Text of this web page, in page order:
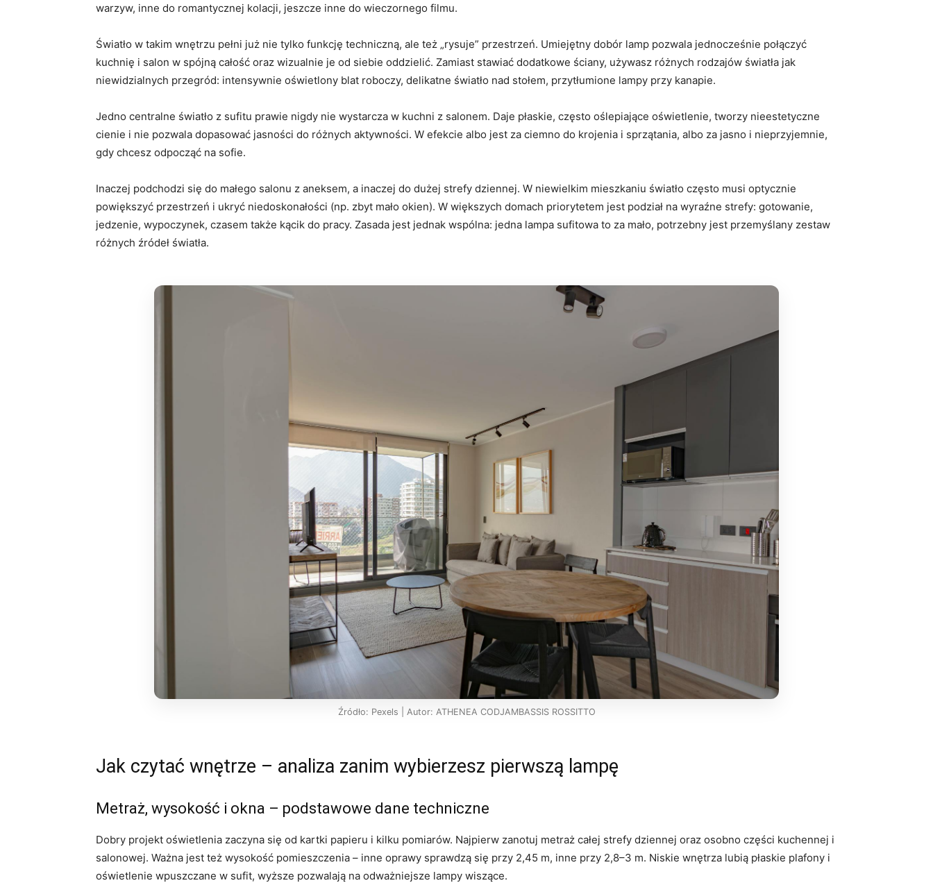
warzyw, inne do romantycznej kolacji, jeszcze inne do wieczornego filmu.
Światło w takim wnętrzu pełni już nie tylko funkcję techniczną, ale też „rysuje” przestrzeń. Umiejętny dobór lamp pozwala jednocześnie połączyć
kuchnię i salon w spójną całość oraz wizualnie je od siebie oddzielić. Zamiast stawiać dodatkowe ściany, używasz różnych rodzajów światła jak
niewidzialnych przegród: intensywnie oświetlony blat roboczy, delikatne światło nad stołem, przytłumione lampy przy kanapie.
Jedno centralne światło z sufitu prawie nigdy nie wystarcza w kuchni z salonem. Daje płaskie, często oślepiające oświetlenie, tworzy nieestetyczne
cienie i nie pozwala dopasować jasności do różnych aktywności. W efekcie albo jest za ciemno do krojenia i sprzątania, albo za jasno i nieprzyjemnie,
gdy chcesz odpocząć na sofie.
Inaczej podchodzi się do małego salonu z aneksem, a inaczej do dużej strefy dziennej. W niewielkim mieszkaniu światło często musi optycznie
powiększyć przestrzeń i ukryć niedoskonałości (np. zbyt mało okien). W większych domach priorytetem jest podział na wyraźne strefy: gotowanie,
jedzenie, wypoczynek, czasem także kącik do pracy. Zasada jest jednak wspólna: jedna lampa sufitowa to za mało, potrzebny jest przemyślany zestaw
różnych źródeł światła.
Źródło: Pexels | Autor: ATHENEA CODJAMBASSIS ROSSITTO
Jak czytać wnętrze – analiza zanim wybierzesz pierwszą lampę
Metraż, wysokość i okna – podstawowe dane techniczne
Dobry projekt oświetlenia zaczyna się od kartki papieru i kilku pomiarów. Najpierw zanotuj metraż całej strefy dziennej oraz osobno części kuchennej i
salonowej. Ważna jest też wysokość pomieszczenia – inne oprawy sprawdzą się przy 2,45 m, inne przy 2,8–3 m. Niskie wnętrza lubią płaskie plafony i
oświetlenie wpuszczane w sufit, wyższe pozwalają na odważniejsze lampy wiszące.